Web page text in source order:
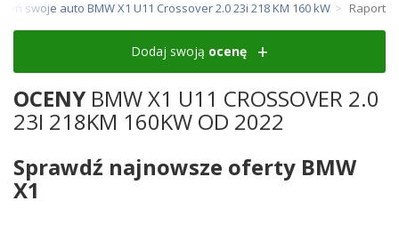
swoje auto BMW X1 U11 Crossover 2.0 23i 218 KM 160 kW Raport
Dodaj swoją ocenę
OCENY BMW X1 U11 CROSSOVER 2.0
23I 218KM 160KW OD 2022
Sprawdź najnowsze oferty BMW
X1